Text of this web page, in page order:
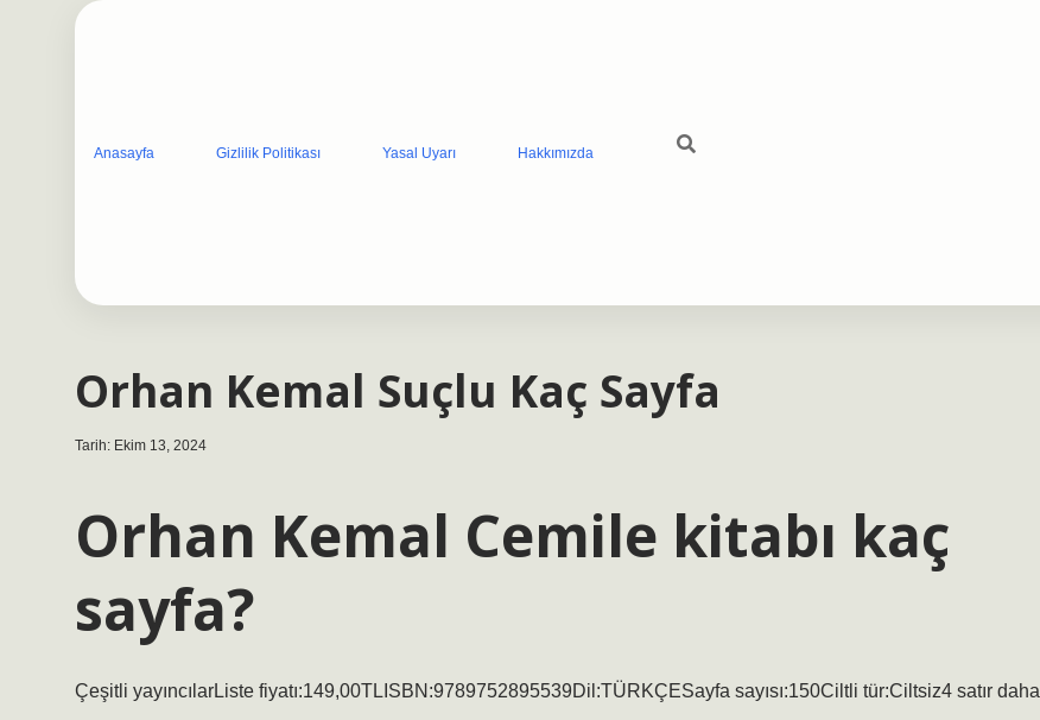
Anasayfa Gizlilik Politikası Yasal Uyarı Hakkımızda
Orhan Kemal Suçlu Kaç Sayfa
Tarih: Ekim 13, 2024
Orhan Kemal Cemile kitabı kaç
sayfa?
Çeşitli yayıncılarListe fiyatı:149,00TLISBN:9789752895539Dil:TÜRKÇESayfa sayısı:150Ciltli tür:Ciltsiz4 satır daha